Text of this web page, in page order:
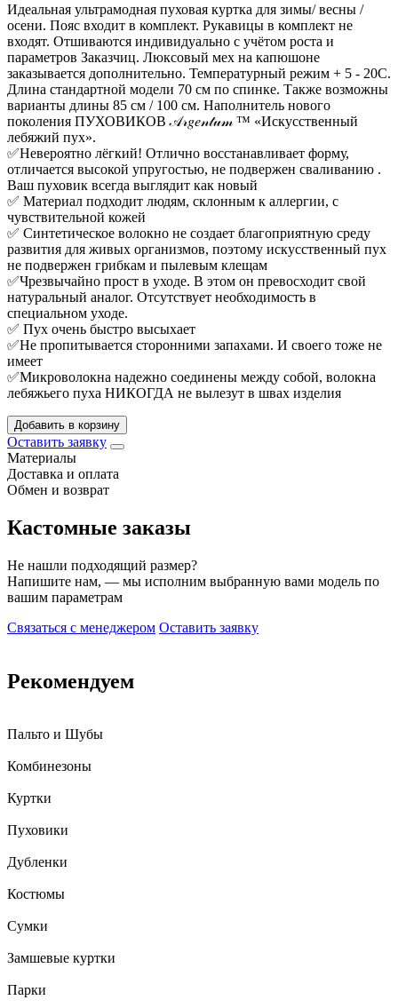
Идеальная ультрамодная пуховая куртка для зимы/ весны /
осени. Пояс входит в комплект. Рукавицы в комплект не
входят. Отшиваются индивидуально с учётом роста и
параметров Заказчиц. Люксовый мех на капюшоне
заказывается дополнительно. Температурный режим + 5 - 20С.
Длина стандартной модели 70 см по спинке. Также возможны
варианты длины 85 см / 100 см. Наполнитель нового
поколения ПУХОВИКОВ 𝒜𝓇𝑔𝑒𝓃𝓉𝓊𝓂 ™️ «Искусственный
лебяжий пух».
✅Невероятно лёгкий! Отлично восстанавливает форму,
отличается высокой упругостью, не подвержен сваливанию .
Ваш пуховик всегда выглядит как новый
✅ Материал подходит людям, склонным к аллергии, с
чувствительной кожей
✅ Синтетическое волокно не создает благоприятную среду
развития для живых организмов, поэтому искусственный пух
не подвержен грибкам и пылевым клещам
✅Чрезвычайно прост в уходе. В этом он превосходит свой
натуральный аналог. Отсутствует необходимость в
специальном уходе.
✅ Пух очень быстро высыхает
✅Не пропитывается сторонними запахами. И своего тоже не
имеет
✅Микроволокна надежно соединены между собой, волокна
лебяжьего пуха НИКОГДА не вылезут в швах изделия
Добавить в корзину
Оставить заявку
Материалы
Доставка и оплата
Обмен и возврат
Кастомные заказы
Не нашли подходящий размер?
Напишите нам, — мы исполним выбранную вами модель по
вашим параметрам
Связаться с менеджером Оставить заявку
Рекомендуем
Пальто и Шубы
Комбинезоны
Куртки
Пуховики
Дубленки
Костюмы
Сумки
Замшевые куртки
Парки